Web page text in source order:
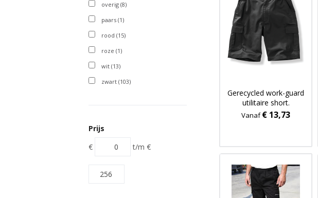
overig (8)
paars (1)
rood (15)
roze (1)
wit (13)
zwart (103)
Prijs
€
t/m €
Gerecycled work-guard
utilitaire short.
Vanaf€ 13,73